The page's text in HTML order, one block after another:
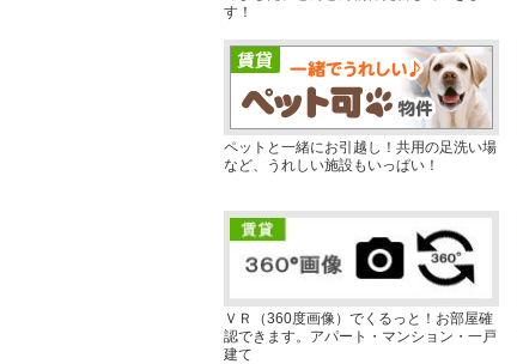
す！
ペットと一緒にお引越し！共用の足洗い場
など、うれしい施設もいっぱい！
ＶＲ（360度画像）でくるっと！お部屋確
認できます。アパート・マンション・一戸
建て